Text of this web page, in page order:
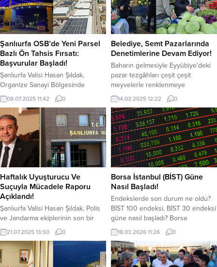
Şanlıurfa OSB’de Yeni Parsel
Bazlı Ön Tahsis Fırsatı:
Başvurular Başladı!
Şanlıurfa Valisi Hasan Şıldak,
Organize Sanayi Bölgesinde
sanayici ve girişimciler için yeni bir
ön tahsis duyurusu süreci
başlattıklarını, toplam 350 bin
metrekare büyüklüğündeki 40
parsel için 27 Temmuz 2025
tarihine kadar sürecek olan
başvuru döneminde girişimcilerin
ön tahsis talebinde
bulunabileceğini açıkladı. Her
geçen gün daha da büyüyen
Şanlıurfa Organize Sanayi...
08.07.2025 11:42 0
Belediye, Semt Pazarlarında
Denetimlerine Devam Ediyor!
Baharın gelmesiyle Eyyübiye’deki
pazar tezgâhları çeşit çeşit
meyvelerle renklenmeye
başlarken, vatandaşların huzur ve
güven içerisinde alışverişlerini
yapabilmeleri için de Eyyübiye
Zabıtası Pazaryerlerinde denetim
ve kontrollerini sıkı tutuyor. Gıda
üretim ve satış yerleri, depolar,
çarşı pazar düzeni başta olmak
üzere halk sağlığını ilgilendiren
heralanda aralıksız denetimlerine
devam eden Eyyübiye Belediyesi
Zabıta...
14.03.2025 12:22 0
Haftalık Uyuşturucu Ve
Suçuyla Mücadele Raporu
Açıklandı!
Şanlıurfa Valisi Hasan Şıldak, Polis
ve Jandarma ekiplerinin son bir
haftada uyuşturucu ile mücadele
verileri açıklandı. Şıldak, Polis ve
Jandarma ekiplerinin son bir
haftada uyuşturucu ile mücadele
21.07.2025 13:50 0
Borsa İstanbul (BİST) Güne
Nasıl Başladı!
Endekslerde son durum ne oldu?
BİST 100 endeksi, BİST 30 endeksi
güne nasıl başladı? Borsa
İstanbul’da BIST 100 ve BIST 30
endeksi güne yatay bir seyirle
başladı. BİST 100 endeksi, dün
kapanışı 13.217,60 puandan yaptı.
18.03.2026 11:26 0